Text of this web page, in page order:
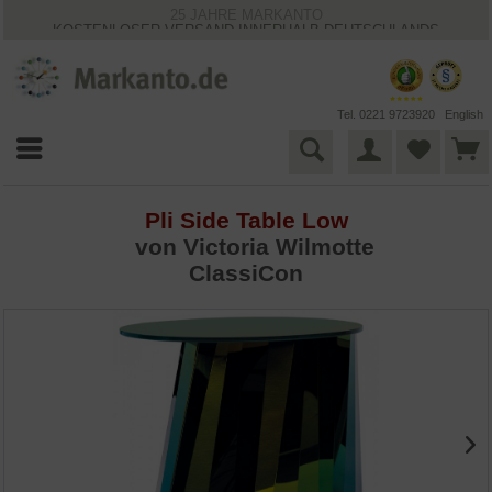
KOSTENLOSER VERSAND INNERHALB DEUTSCHLANDS
VIELFÄLTIGE ZAHLUNGSMÖGLICHKEITEN
BESTPRICE-GARANTIE
Tel. 0221 9723920 English
Pli Side Table Low
von Victoria Wilmotte
ClassiCon